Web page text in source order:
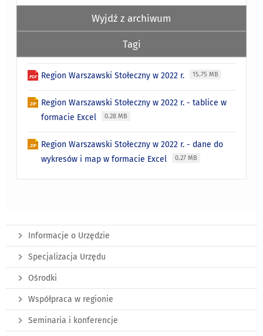
Wyjdź z archiwum
Tagi
Region Warszawski Stołeczny w 2022 r. 15.75 MB
Region Warszawski Stołeczny w 2022 r. - tablice w
formacie Excel
0.28 MB
Region Warszawski Stołeczny w 2022 r. - dane do
wykresów i map w formacie Excel
0.27 MB
Informacje o Urzędzie
Specjalizacja Urzędu
Ośrodki
Współpraca w regionie
Seminaria i konferencje